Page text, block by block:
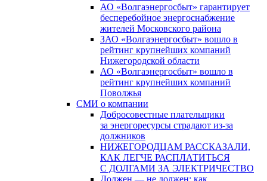
АО «Волгаэнергосбыт» гарантирует
бесперебойное энергоснабжение
жителей Московского района
ЗАО «Волгаэнергосбыт» вошло в
рейтинг крупнейших компаний
Нижегородской области
АО «Волгаэнергосбыт» вошло в
рейтинг крупнейших компаний
Поволжья
СМИ о компании
Добросовестные плательщики
за энергоресурсы страдают из-за
должников
НИЖЕГОРОДЦАМ РАССКАЗАЛИ,
КАК ЛЕГЧЕ РАСПЛАТИТЬСЯ
С ДОЛГАМИ ЗА ЭЛЕКТРИЧЕСТВО